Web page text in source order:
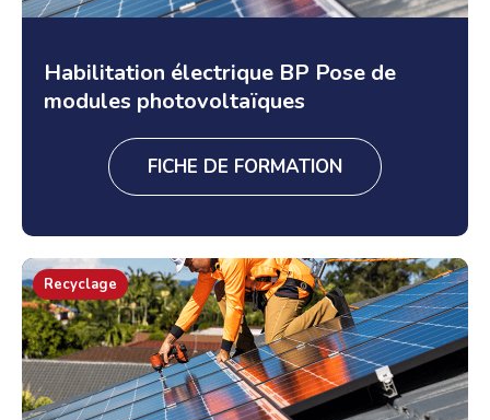
Habilitation électrique BP Pose de
modules photovoltaïques
FICHE DE FORMATION
Recyclage